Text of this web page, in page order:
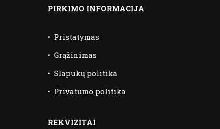
PIRKIMO INFORMACIJA
• Pristatymas
• Grąžinimas
• Slapukų politika
• Privatumo politika
REKVIZITAI